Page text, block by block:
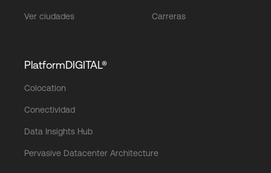
Ver ciudades Carreras
PlatformDIGITAL®
Colocation
Conectividad
Data Insights Hub
Pervasive Datacenter Architecture